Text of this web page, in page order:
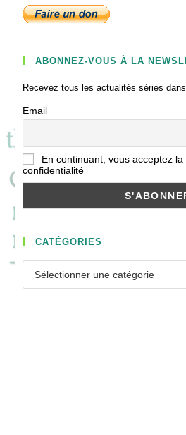
ABONNEZ-VOUS À LA
Recevez tous les actualités séries
Email
En continuant, vous acceptez
confidentialité
CATÉGORIES